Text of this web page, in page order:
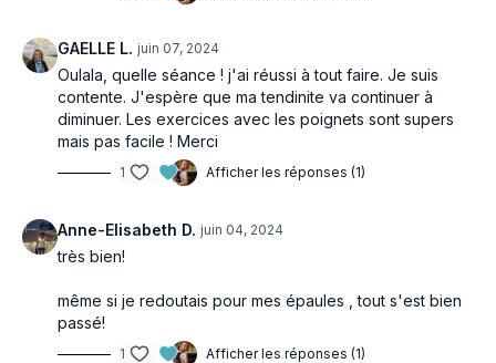
GAELLE L. juin 07, 2024
Oulala, quelle séance ! j'ai réussi à tout faire. Je suis
contente. J'espère que ma tendinite va continuer à
diminuer. Les exercices avec les poignets sont supers
mais pas facile ! Merci
1 Afficher les réponses (1)
Anne-Elisabeth D. juin 04, 2024
très bien!
même si je redoutais pour mes épaules , tout s'est bien
passé!
1 Afficher les réponses (1)